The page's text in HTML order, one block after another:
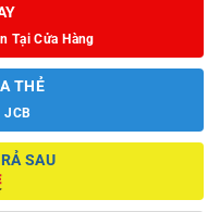
Tại Cửa Hàng
THẺ
JCB
SAU